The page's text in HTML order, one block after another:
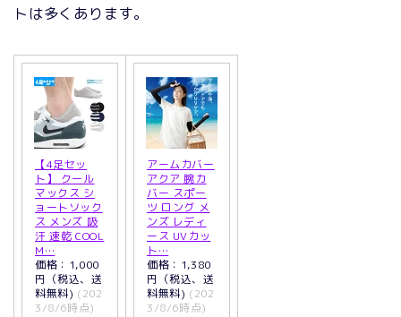
トは多くあります。
【4足セッ
ト】 クール
マックス シ
ョートソック
ス メンズ 吸
汗 速乾 COOL
M…
価格：1,000
円（税込、送
料無料) (202
3/8/6時点)
アームカバー
アクア 腕カ
バー スポー
ツ ロング メ
ンズ レディ
ース UVカッ
ト…
価格：1,380
円（税込、送
料無料) (202
3/8/6時点)